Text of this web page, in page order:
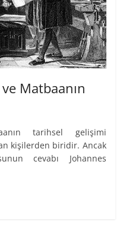
Matbaanın
tarihsel gelişimi
kişilerden biridir. Ancak
cevabı Johannes